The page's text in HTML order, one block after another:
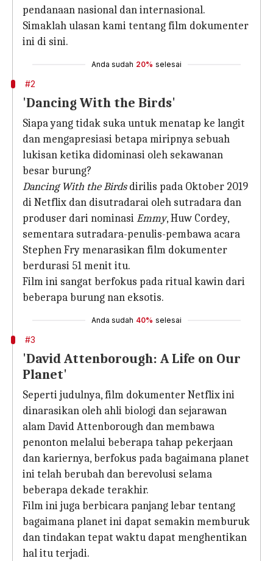
pendanaan nasional dan internasional.
Simaklah ulasan kami tentang film dokumenter
ini di sini.
Anda sudah 20% selesai
#2
'Dancing With the Birds'
Siapa yang tidak suka untuk menatap ke langit
dan mengapresiasi betapa miripnya sebuah
lukisan ketika didominasi oleh sekawanan
besar burung?
Dancing With the Birdsdirilis pada Oktober 2019
di Netflix dan disutradarai oleh sutradara dan
produser dari nominasiEmmy, Huw Cordey,
sementara sutradara-penulis-pembawa acara
Stephen Fry menarasikan film dokumenter
berdurasi 51 menit itu.
Film ini sangat berfokus pada ritual kawin dari
beberapa burung nan eksotis.
Anda sudah 40% selesai
#3
'David Attenborough: A Life on Our
Planet'
Seperti judulnya, film dokumenter Netflix ini
dinarasikan oleh ahli biologi dan sejarawan
alam David Attenborough dan membawa
penonton melalui beberapa tahap pekerjaan
dan kariernya, berfokus pada bagaimana planet
ini telah berubah dan berevolusi selama
beberapa dekade terakhir.
Film ini juga berbicara panjang lebar tentang
bagaimana planet ini dapat semakin memburuk
dan tindakan tepat waktu dapat menghentikan
hal itu terjadi.